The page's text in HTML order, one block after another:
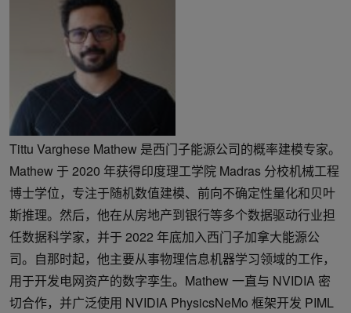
Tittu Varghese Mathew 是西门子能源公司的概率建模专家。
Mathew 于 2020 年获得印度理工学院 Madras 分校机械工程
博士学位，专注于随机数值建模、前向不确定性量化和贝叶
斯推理。然后，他在从房地产到银行等多个数据驱动行业担
任数据科学家，并于 2022 年底加入西门子加拿大能源公
司。自那时起，他主要从事物理信息机器学习领域的工作，
用于开发电网资产的数字孪生。Mathew 一直与 NVIDIA 密
切合作，并广泛使用 NVIDIA PhysicsNeMo 框架开发 PIML